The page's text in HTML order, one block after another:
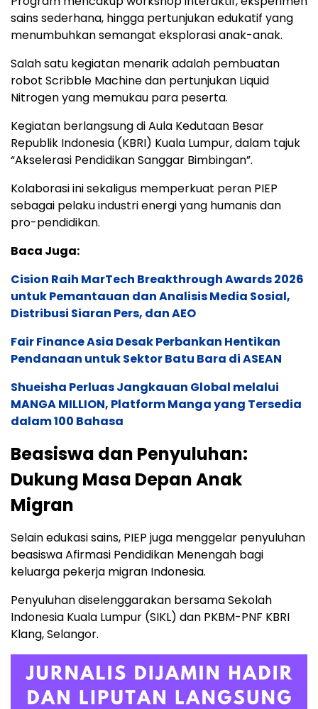
sains sederhana, hingga pertunjukan edukatif yang
menumbuhkan semangat eksplorasi anak-anak.
Salah satu kegiatan menarik adalah pembuatan
robot Scribble Machine dan pertunjukan Liquid
Nitrogen yang memukau para peserta.
Kegiatan berlangsung di Aula Kedutaan Besar
Republik Indonesia (KBRI) Kuala Lumpur, dalam tajuk
“Akselerasi Pendidikan Sanggar Bimbingan”.
Kolaborasi ini sekaligus memperkuat peran PIEP
sebagai pelaku industri energi yang humanis dan
pro-pendidikan.
Baca Juga:
Cision Raih MarTech Breakthrough Awards 2026
untuk Pemantauan dan Analisis Media Sosial,
Distribusi Siaran Pers, dan AEO
Fair Finance Asia Desak Perbankan Hentikan
Pendanaan untuk Sektor Batu Bara di ASEAN
Shueisha Perluas Jangkauan Global melalui
MANGA MILLION, Platform Manga yang Tersedia
dalam 100 Bahasa
Beasiswa dan Penyuluhan:
Dukung Masa Depan Anak
Migran
Selain edukasi sains, PIEP juga menggelar penyuluhan
beasiswa Afirmasi Pendidikan Menengah bagi
keluarga pekerja migran Indonesia.
Penyuluhan diselenggarakan bersama Sekolah
Indonesia Kuala Lumpur (SIKL) dan PKBM-PNF KBRI
Klang, Selangor.